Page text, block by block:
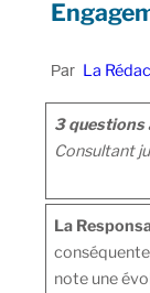
Par La
3 questions
Consultant
La
note une